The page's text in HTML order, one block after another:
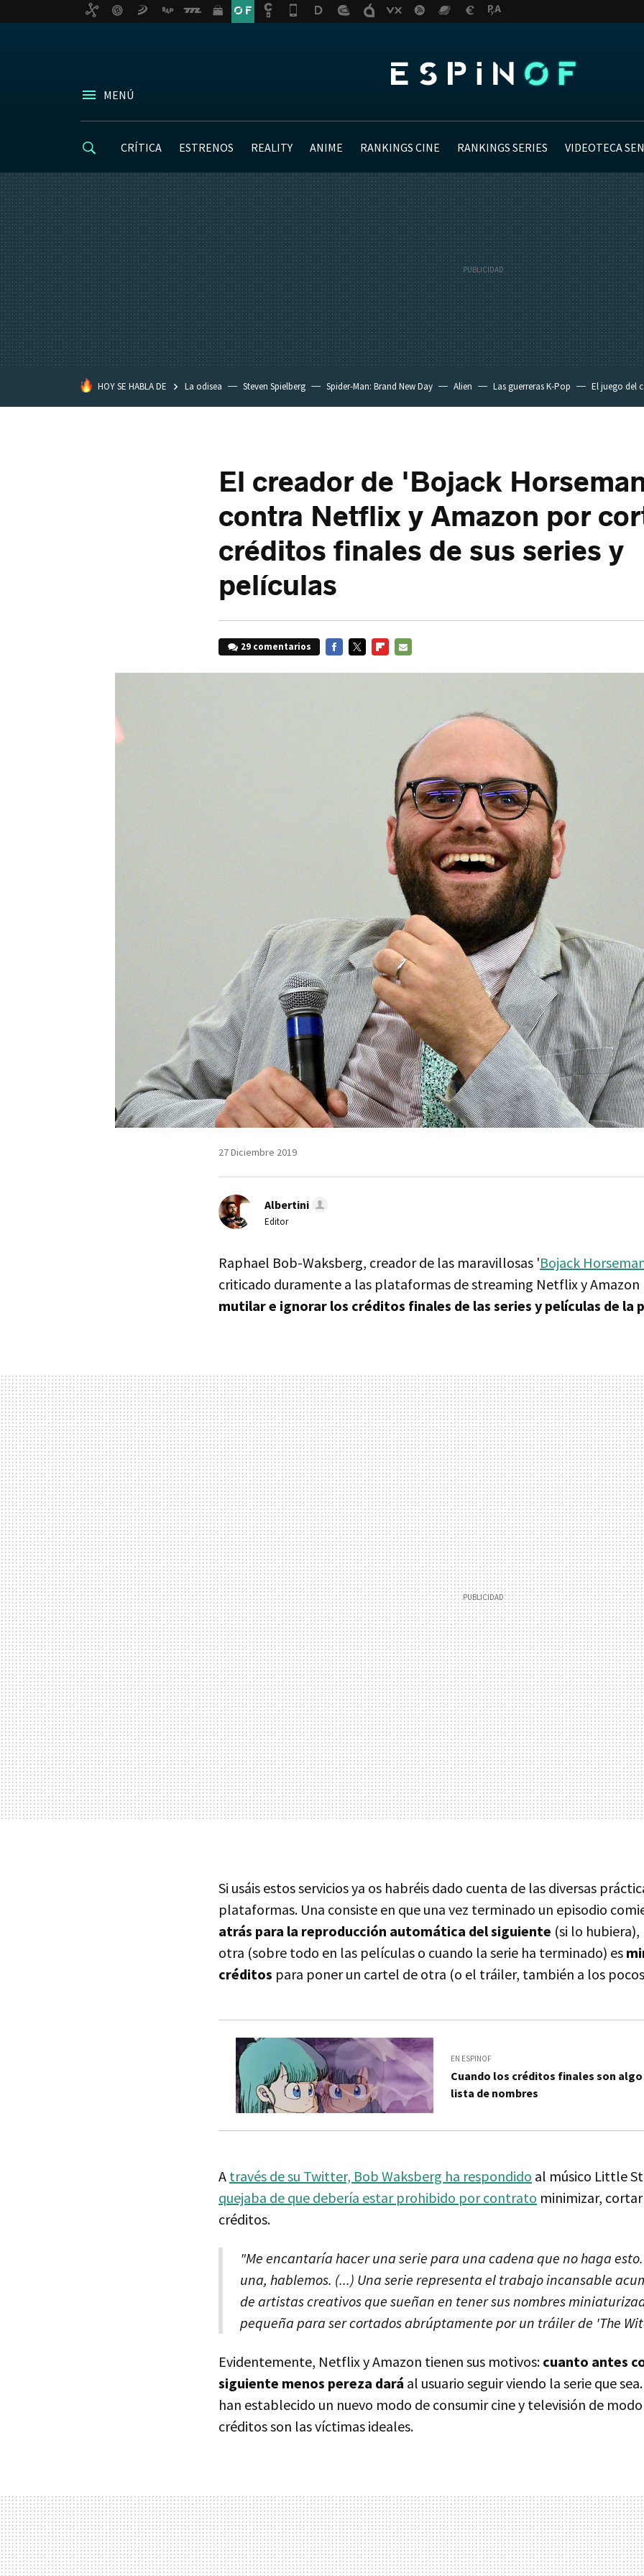
MENÚ
CRÍTICA ESTRENOS REALITY ANIME RANKINGS CINE RANKINGS SERIES VIDEOTECA
HOY SE HABLA DE La odisea Steven Spielberg Spider-Man: Brand New Day Alien Las guerreras K-Pop El juego del
El creador de 'Bojack
contra Netflix y Amazon por
créditos finales de sus series y
películas
29 comentarios
27 Diciembre 2019
Albertini
Editor
Raphael Bob-Waksberg, creador de las maravillosas 'Bojack
criticado duramente a las plataformas de streaming Netflix y Amazon
mutilar e ignorar los créditos finales de las series y películas de la
Si usáis estos servicios ya os habréis dado cuenta de las diversas
plataformas. Una consiste en que una vez terminado un episodio
atrás para la reproducción automática del siguiente (si lo
otra (sobre todo en las películas o cuando la serie ha terminado) es
créditos para poner un cartel de otra (o el tráiler, también a los
EN ESPINOF
Cuando los créditos finales son algo
lista de nombres
A través de su Twitter, Bob Waksberg ha respondido al músico Little
quejaba de que debería estar prohibido por contrato minimizar,
créditos.
"Me encantaría hacer una serie para una cadena que no haga
una, hablemos. (...) Una serie representa el trabajo incansable
de artistas creativos que sueñan en tener sus nombres
pequeña para ser cortados abrúptamente por un tráiler de 'The
Evidentemente, Netflix y Amazon tienen sus motivos: cuanto antes
siguiente menos pereza dará al usuario seguir viendo la serie que
han establecido un nuevo modo de consumir cine y televisión de
créditos son las víctimas ideales.